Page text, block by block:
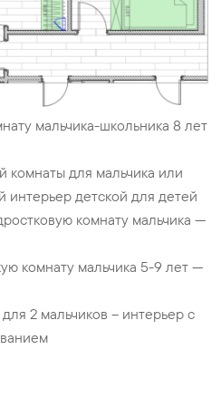
мальчика-школьника 8 лет
комнаты для мальчика или
интерьер детской для детей
комнату мальчика —
комнату мальчика 5-9 лет —
2 мальчиков – интерьер с